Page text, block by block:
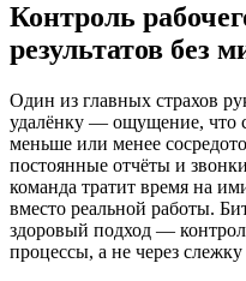
Контроль
результатов без
Один из главных страхов
удалёнку — ощущение, что
меньше или менее
постоянные отчёты и
команда тратит время на
вместо реальной работы.
здоровый подход —
процессы, а не через